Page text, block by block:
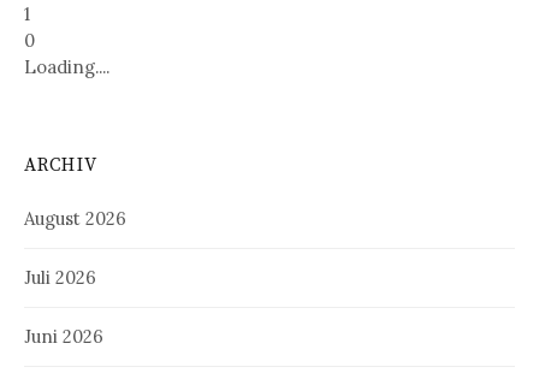
1
0
Loading....
ARCHIV
August 2026
Juli 2026
Juni 2026